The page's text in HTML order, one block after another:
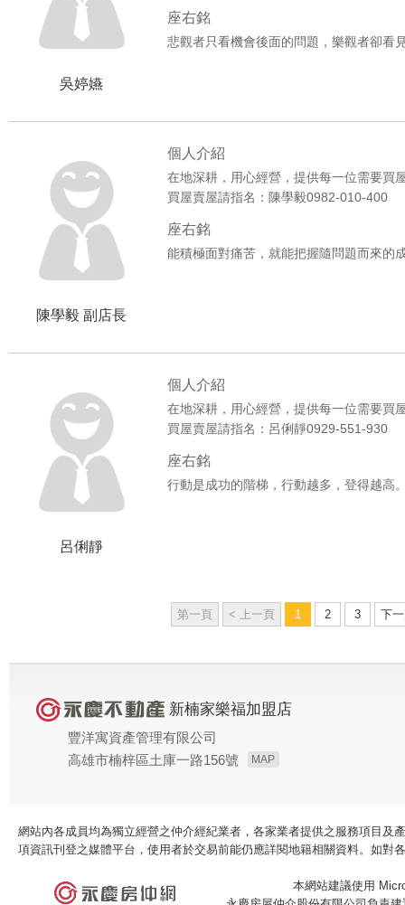
座右銘
悲觀者只看機會後面的問題，樂觀者卻看
吳婷嬿
個人介紹
在地深耕，用心經營，提供每一位需要買
買屋賣屋請指名：陳學毅0982-010-400
座右銘
能積極面對痛苦，就能把握隨問題而來的
陳學毅 副店長
個人介紹
在地深耕，用心經營，提供每一位需要買
買屋賣屋請指名：呂俐靜0929-551-930
座右銘
行動是成功的階梯，行動越多，登得越高
呂俐靜
第一頁 < 上一頁 1 2 3 下
新楠家樂福加盟店
豐洋寓資產管理有限公司
高雄市楠梓區土庫一路156號
MAP
網站內各成員均為獨立經營之仲介經紀業者，各家業者提供之服務項目
項資訊刊登之媒體平台，使用者於交易前能仍應詳閱地籍相關資料。如對
本網站建議使用